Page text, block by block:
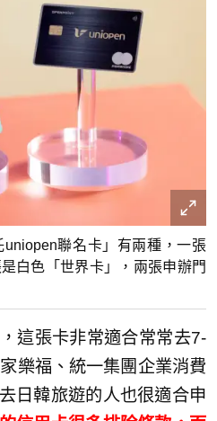
聯名卡」有兩種，一張
白色「世界卡」，兩張申辦門
這張卡非常適合常常去7-
樂福、統一集團企業消費
日韓旅遊的人也很適合申